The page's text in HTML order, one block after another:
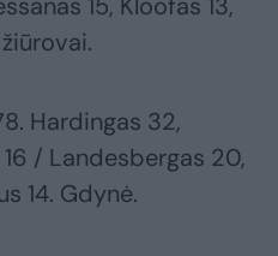
Hardingas 32,
/ Landesbergas 20,
14. Gdynė.